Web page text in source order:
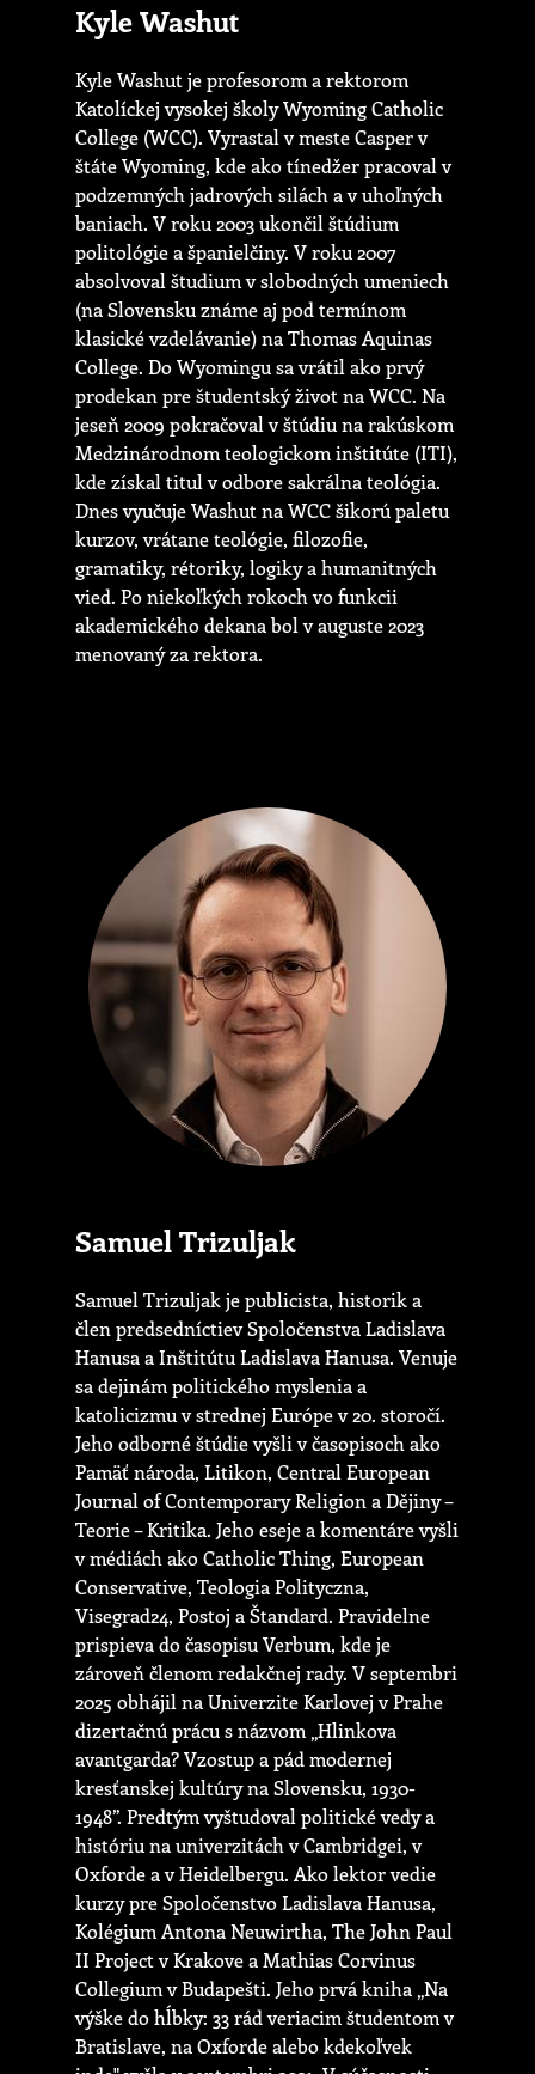
Kyle Washut
Kyle Washut je profesorom a rektorom
Katolíckej vysokej školy Wyoming Catholic
College (WCC). Vyrastal v meste Casper v
štáte Wyoming, kde ako tínedžer pracoval v
podzemných jadrových silách a v uhoľných
baniach. V roku 2003 ukončil štúdium
politológie a španielčiny. V roku 2007
absolvoval študium v slobodných umeniech
(na Slovensku známe aj pod termínom
klasické vzdelávanie) na Thomas Aquinas
College. Do Wyomingu sa vrátil ako prvý
prodekan pre študentský život na WCC. Na
jeseň 2009 pokračoval v štúdiu na rakúskom
Medzinárodnom teologickom inštitúte (ITI),
kde získal titul v odbore sakrálna teológia.
Dnes vyučuje Washut na WCC šikorú paletu
kurzov, vrátane teológie, filozofie,
gramatiky, rétoriky, logiky a humanitných
vied. Po niekoľkých rokoch vo funkcii
akademického dekana bol v auguste 2023
menovaný za rektora.
Samuel Trizuljak
Samuel Trizuljak je publicista, historik a
člen predsedníctiev Spoločenstva Ladislava
Hanusa a Inštitútu Ladislava Hanusa. Venuje
sa dejinám politického myslenia a
katolicizmu v strednej Európe v 20. storočí.
Jeho odborné štúdie vyšli v časopisoch ako
Pamäť národa, Litikon, Central European
Journal of Contemporary Religion a Dějiny –
Teorie – Kritika. Jeho eseje a komentáre vyšli
v médiách ako Catholic Thing, European
Conservative, Teologia Polityczna,
Visegrad24, Postoj a Štandard. Pravidelne
prispieva do časopisu Verbum, kde je
zároveň členom redakčnej rady. V septembri
2025 obhájil na Univerzite Karlovej v Prahe
dizertačnú prácu s názvom „Hlinkova
avantgarda? Vzostup a pád modernej
kresťanskej kultúry na Slovensku, 1930-
1948”. Predtým vyštudoval politické vedy a
históriu na univerzitách v Cambridgei, v
Oxforde a v Heidelbergu. Ako lektor vedie
kurzy pre Spoločenstvo Ladislava Hanusa,
Kolégium Antona Neuwirtha, The John Paul
II Project v Krakove a Mathias Corvinus
Collegium v Budapešti. Jeho prvá kniha „Na
výške do hĺbky: 33 rád veriacim študentom v
Bratislave, na Oxforde alebo kdekoľvek